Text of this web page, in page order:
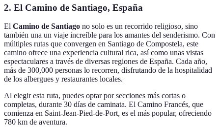
2. El Camino de Santiago, España
El Camino de Santiago no solo es un recorrido religioso, sino
también una un viaje increíble para los amantes del senderismo. Con
múltiples rutas que convergen en Santiago de Compostela, este
camino ofrece una experiencia cultural rica, así como unas vistas
espectaculares a través de diversas regiones de España. Cada año,
más de 300,000 personas lo recorren, disfrutando de la hospitalidad
de los albergues y restaurantes locales.
Al elegir esta ruta, puedes optar por secciones más cortas o
completas, durante 30 días de caminata. El Camino Francés, que
comienza en Saint-Jean-Pied-de-Port, es el más popular, ofreciendo
780 km de aventura.